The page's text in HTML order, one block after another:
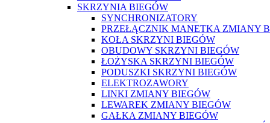
SKRZYNIA BIEGÓW
SYNCHRONIZATORY
PRZEŁĄCZNIK MANETKA ZMIANY
KOŁA SKRZYNI BIEGÓW
OBUDOWY SKRZYNI BIEGÓW
ŁOŻYSKA SKRZYNI BIEGÓW
PODUSZKI SKRZYNI BIEGÓW
ELEKTROZAWORY
LINKI ZMIANY BIEGÓW
LEWAREK ZMIANY BIEGÓW
GAŁKA ZMIANY BIEGÓW